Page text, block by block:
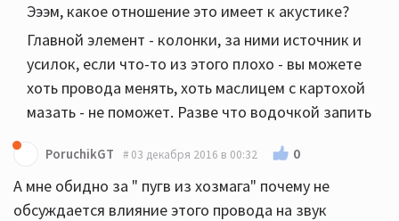
Эээм, какое отношение это имеет к акустике?
Главной элемент - колонки, за ними источник и
усилок, если что-то из этого плохо - вы можете
хоть провода менять, хоть маслицем с картохой
мазать - не поможет. Разве что водочкой запить
PoruchikGT 03 декабря 2016 в 00:32 0
А мне обидно за " пугв из хозмага" почему не
обсуждается влияние этого провода на звук